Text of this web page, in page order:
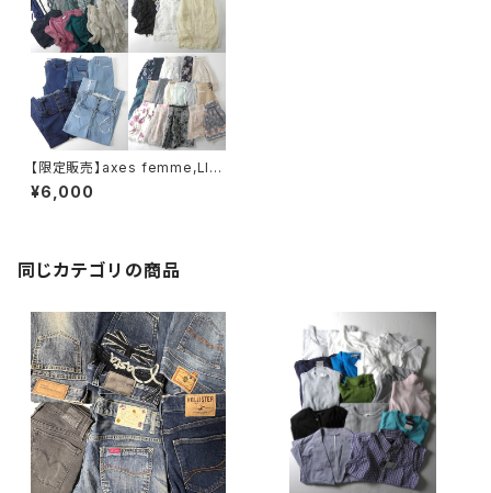
【限定販売】axes femme,LIZ
LISA,dazzlin,WILL SELECTI
ON,NICE CLAUP他 レディー
サイズミックス
¥6,000
同じカテゴリの商品